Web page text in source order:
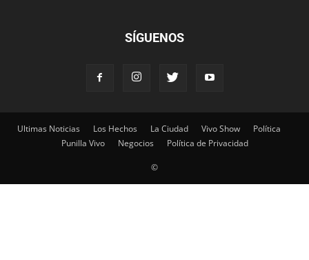
SÍGUENOS
Ultimas Noticias Los Hechos La Ciudad Vivo Show
Política
Punilla Vivo
Negocios Política de Privacidad
©